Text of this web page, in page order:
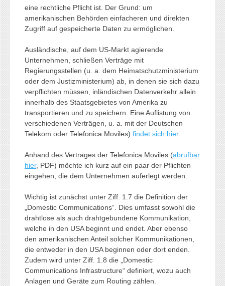
eine rechtliche Pflicht ist. Der Grund: um
amerikanischen Behörden einfacheren und direkten
Zugriff auf gespeicherte Daten zu ermöglichen.
Ausländische, auf dem US-Markt agierende
Unternehmen, schließen Verträge mit
Regierungsstellen (u. a. dem Heimatschutzministerium
oder dem Justizministerium) ab, in denen sie sich dazu
verpflichten müssen, inländischen Datenverkehr allein
innerhalb des Staatsgebietes von Amerika zu
transportieren und zu speichern. Eine Auflistung von
verschiedenen Verträgen, u. a. mit der Deutschen
Telekom oder Telefonica Moviles) findet sich hier.
Anhand des Vertrages der Telefonica Moviles (abrufbar
hier, PDF) möchte ich kurz auf ein paar der Pflichten
eingehen, die dem Unternehmen auferlegt werden.
Wichtig ist zunächst unter Ziff. 1.7 die Definition der
„Domestic Communications“. Dies umfasst sowohl die
drahtlose als auch drahtgebundene Kommunikation,
welche in den USA beginnt und endet. Aber ebenso
den amerikanischen Anteil solcher Kommunikationen,
die entweder in den USA beginnen oder dort enden.
Zudem wird unter Ziff. 1.8 die „Domestic
Communications Infrastructure“ definiert, wozu auch
Anlagen und Geräte zum Routing zählen.